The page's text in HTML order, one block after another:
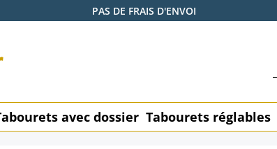
PAS DE FRAIS D'ENVOI
avec dossier Tabourets réglables